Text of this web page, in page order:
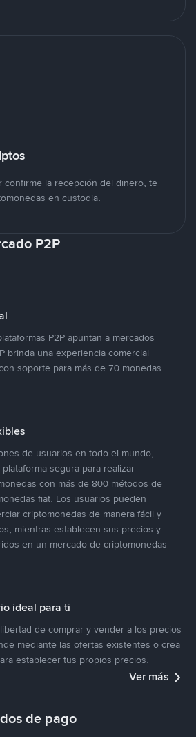
confirme la recepción del dinero, te
en custodia.
P2P
P2P apuntan a mercados
brinda una experiencia comercial
soporte para más de 70 monedas
de usuarios en todo el mundo,
segura para realizar
con más de 800 métodos de
fiat. Los usuarios pueden
criptomonedas de manera fácil y
mientras establecen sus precios y
en un mercado de criptomonedas
ideal para ti
de comprar y vender a los precios
mediante las ofertas existentes o crea
establecer tus propios precios.
Ver más
de pago